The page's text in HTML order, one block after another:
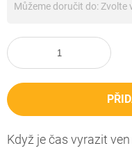
Můžeme doručit do: Zvolte
Když je čas vyrazit